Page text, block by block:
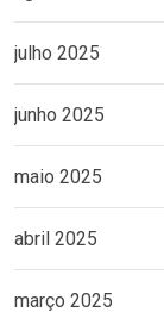
julho 2025
junho 2025
maio 2025
abril 2025
março 2025